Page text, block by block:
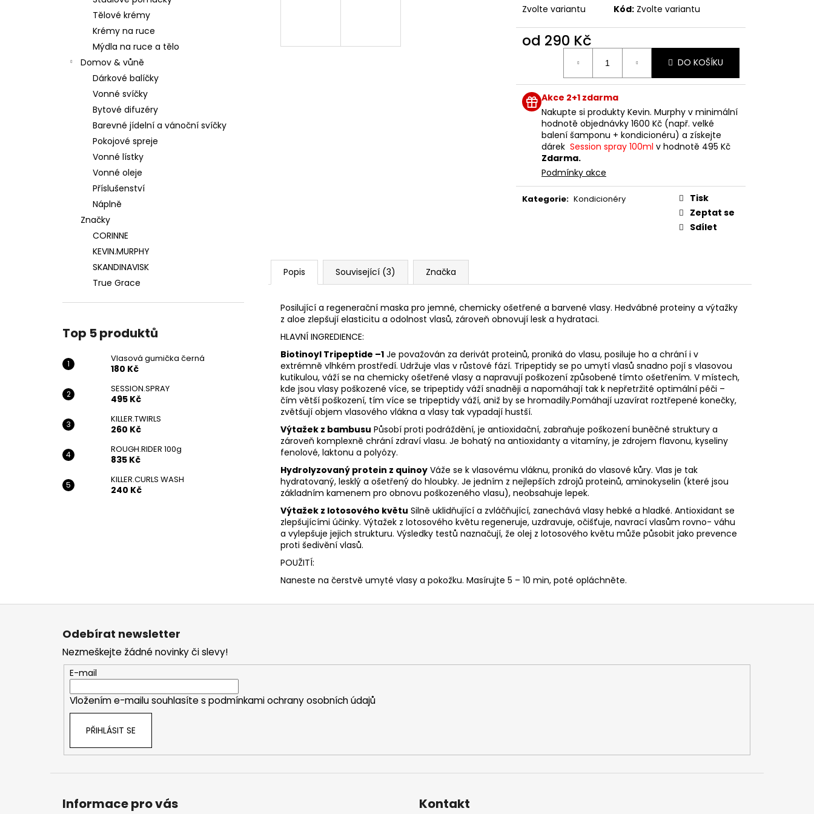
Tělové krémy
Krémy na ruce
Mýdla na ruce a tělo
Domov & vůně
Dárkové balíčky
Vonné svíčky
Bytové difuzéry
Barevné jídelní a vánoční svíčky
Pokojové spreje
Vonné lístky
Vonné oleje
Příslušenství
Náplně
Značky
CORINNE
KEVIN.MURPHY
SKANDINAVISK
True Grace
Top 5 produktů
Vlasová gumička černá
180 Kč
SESSION.SPRAY
495 Kč
KILLER.TWIRLS
260 Kč
ROUGH.RIDER 100g
835 Kč
KILLER.CURLS WASH
240 Kč
Zvolte variantu Kód: Zvolte variantu
od 290 Kč
DO KOŠÍKU
Akce 2+1 zdarma
Nakupte si produkty Kevin. Murphy v minimální
hodnotě objednávky 1600 Kč (např. velké
balení šamponu + kondicionéru) a získejte
dárek Session spray 100ml v hodnotě 495 Kč
Zdarma.
Podmínky akce
Kategorie: Kondicionéry
Tisk
Zeptat se
Sdílet
Popis Související (3) Značka
Posilující a regenerační maska pro jemné, chemicky ošetřené a barvené vlasy. Hedvábné proteiny a výtažky
z aloe zlepšují elasticitu a odolnost vlasů, zároveň obnovují lesk a hydrataci.
HLAVNÍ INGREDIENCE:
Biotinoyl Tripeptide –1 Je považován za derivát proteinů, proniká do vlasu, posiluje ho a chrání i v
extrémně vlhkém prostředí. Udržuje vlas v růstové fází. Tripeptidy se po umytí vlasů snadno pojí s vlasovou
kutikulou, váží se na chemicky ošetřené vlasy a napravují poškození způsobené tímto ošetřením. V místech,
kde jsou vlasy poškozené více, se tripeptidy váží snadněji a napomáhají tak k nepřetržité optimální péči –
čím větší poškození, tím více se tripeptidy váží, aniž by se hromadily.Pomáhají uzavírat roztřepené konečky,
zvětšují objem vlasového vlákna a vlasy tak vypadají hustší.
Výtažek z bambusu Působí proti podráždění, je antioxidační, zabraňuje poškození buněčné struktury a
zároveň komplexně chrání zdraví vlasu. Je bohatý na antioxidanty a vitamíny, je zdrojem flavonu, kyseliny
fenolové, laktonu a polyózy.
Hydrolyzovaný protein z quinoy Váže se k vlasovému vláknu, proniká do vlasové kůry. Vlas je tak
hydratovaný, lesklý a ošetřený do hloubky. Je jedním z nejlepších zdrojů proteinů, aminokyselin (které jsou
základním kamenem pro obnovu poškozeného vlasu), neobsahuje lepek.
Výtažek z lotosového květu Silně uklidňující a zvláčňující, zanechává vlasy hebké a hladké. Antioxidant se
zlepšujícími účinky. Výtažek z lotosového květu regeneruje, uzdravuje, očišťuje, navrací vlasům rovno- váhu
a vylepšuje jejich strukturu. Výsledky testů naznačují, že olej z lotosového květu může působit jako prevence
proti šedivění vlasů.
POUŽITÍ:
Naneste na čerstvě umyté vlasy a pokožku. Masírujte 5 – 10 min, poté opláchněte.
180 Kč
Z
Odebírat newsletter
Nezmeškejte žádné novinky či slevy!
E-mail
Vložením e-mailu souhlasíte s podmínkami ochrany osobních údajů
PŘIHLÁSIT SE
Informace pro vás Kontakt